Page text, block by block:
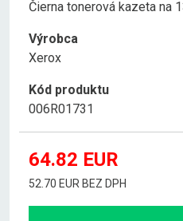
Čierna tonerová kazeta na
Výrobca
Xerox
Kód produktu
006R01731
64.82 EUR
52.70 EUR BEZ DPH